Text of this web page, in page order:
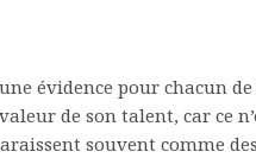
évidence pour chacun de
de son talent, car ce
souvent comme